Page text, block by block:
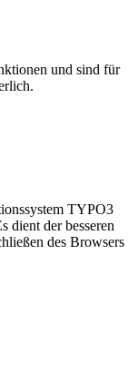
und sind für
TYPO3
dient der besseren
des Browsers